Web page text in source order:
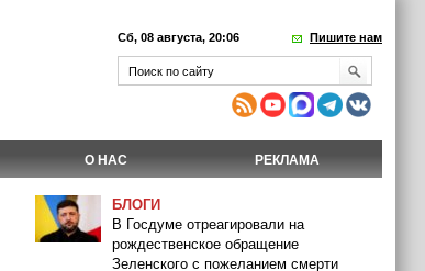
Сб, 08 августа, 20:06 Пишите нам
О НАС РЕКЛАМА
БЛОГИ
В Госдуме отреагировали на
рождественское обращение
Зеленского с пожеланием смерти